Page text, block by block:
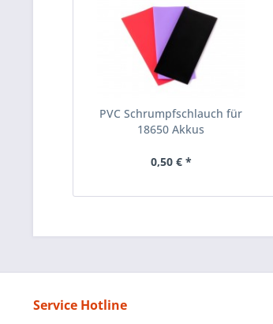
PVC Schrumpfschlauch für
18650 Akkus
0,50 € *
Service Hotline